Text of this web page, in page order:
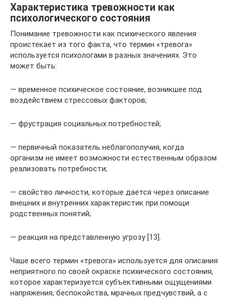
Характеристика тревожности как
психологического состояния
Понимание тревожности как психического явления
проистекает из того факта, что термин «тревога»
используется психологами в разных значениях. Это
может быть:
— временное психическое состояние, возникшее под
воздействием стрессовых факторов;
— фрустрация социальных потребностей;
— первичный показатель неблагополучия, когда
организм не имеет возможности естественным образом
реализовать потребности;
— свойство личности, которые дается через описание
внешних и внутренних характеристик при помощи
родственных понятий;
— реакция на представленную угрозу [13].
Чаше всего термин «тревога» используется для описания
неприятного по своей окраске психического состояния,
которое характеризуется субъективными ощущениями
напряжения, беспокойства, мрачных предчувствий, а с